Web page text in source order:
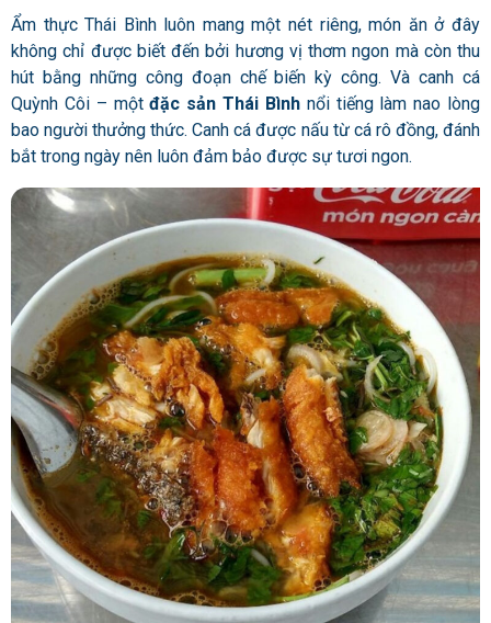
Ẩm thực Thái Bình luôn mang một nét riêng, món ăn ở đây
không chỉ được biết đến bởi hương vị thơm ngon mà còn thu
hút bằng những công đoạn chế biến kỳ công. Và canh cá
Quỳnh Côi – mộtđặc sản Thái Bìnhnổi tiếng làm nao lòng
bao người thưởng thức. Canh cá được nấu từ cá rô đồng, đánh
bắt trong ngày nên luôn đảm bảo được sự tươi ngon.